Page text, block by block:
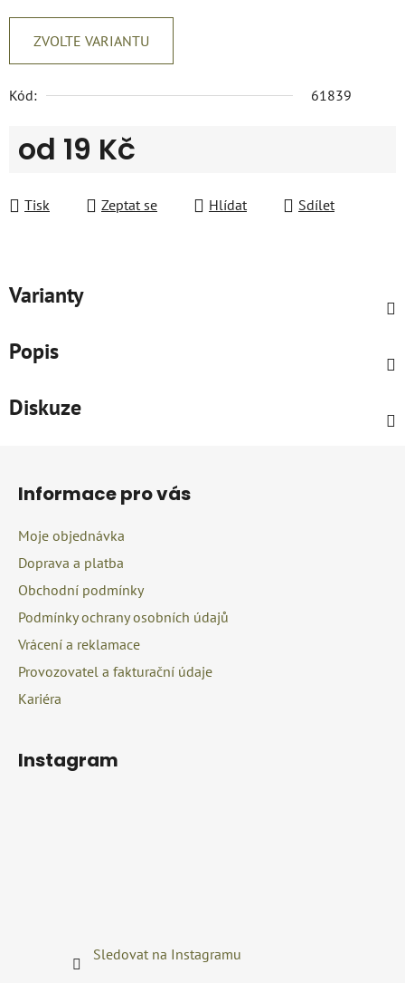
ZVOLTE VARIANTU
Kód: 61839
od 19 Kč
Tisk
Zeptat se Hlídat Sdílet
Varianty
Popis
Diskuze
Informace pro vás
Moje objednávka
Doprava a platba
Obchodní podmínky
Podmínky ochrany osobních údajů
Vrácení a reklamace
Provozovatel a fakturační údaje
Kariéra
Instagram
Sledovat na Instagramu